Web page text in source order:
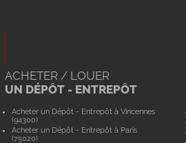
ACHETER / LOUER
UN DÉPÔT - ENTREPÔT
Acheter un Dépôt - Entrepôt à Vincennes
(94300)
Acheter un Dépôt - Entrepôt à Paris
(75020)